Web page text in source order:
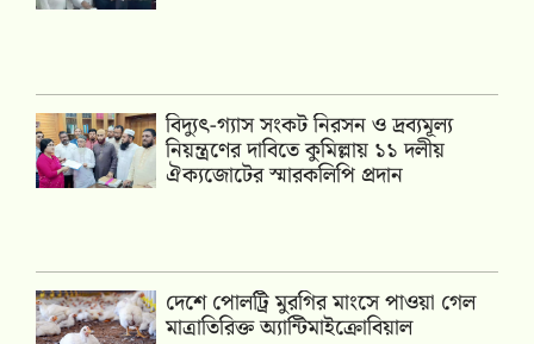
‎বিদ্যুৎ-গ্যাস সংকট নিরসন ও দ্রব্যমূল্য
নিয়ন্ত্রণের দাবিতে কুমিল্লায় ১১ দলীয়
ঐক‍্যজোটের স্মারকলিপি প্রদান
দেশে পোলট্রি মুরগির মাংসে পাওয়া গেল
মাত্রাতিরিক্ত অ্যান্টিমাইক্রোবিয়াল